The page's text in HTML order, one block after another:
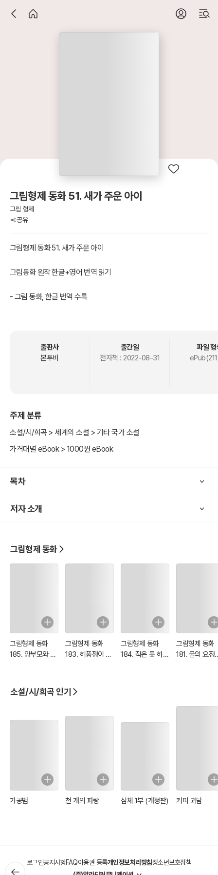
그림형제 동화 51. 새가 주운 아이
그림 형제
공유
그림형제 동화 51. 새가 주운 아이
그림동화 원작 한글+영어 번역 읽기
- 그림 동화, 한글 번역 수록
제목은 '그림 형제에 의해 수집된 아이들과 가정의 민화'출판을 거듭하
면서 새로운 이야기가 추가 되면서 어린이에게 적합하지 않은 성적인
도 널리 읽히고 있다.
<그림 동화> 초판본은 잔혹성과 선정적인 묘사가 자주 등장한다.
비단, 독일 뿐만이 나니라 유럽의 여러나라 그리고 우리나라의 옛 민담
부적한 묘사를 삭제하고 재구성하여 보여주고 있다.
년 전의 원작 '그림 동화'와 내용 및 이야기 구조에 거리가 있다.
타지' 등이 그대로 2차 한글, 영어 번역본을 수록했다.
출판사
본투비
출간일
전자책 : 2022-08-31
파일 형
주제 분류
소설/시/희곡 > 세계의 소설 > 기타 국가 소설
가격대별 eBook > 1000원 eBook
목차
저자 소개
그림형제 동화
그림형제 동화
185. 양부모와 양
그림형제 동화
183. 허풍쟁이 재
그림형제 동화
184. 작은 못 하나
그림형제 동화
181. 물의 요정
소설/시/희곡 인기
가공범 천 개의 파랑 삼체 1부 (개정판) 커피 괴담
로그인공지사항FAQ이용권 등록개인정보처리방침청소년보호정책